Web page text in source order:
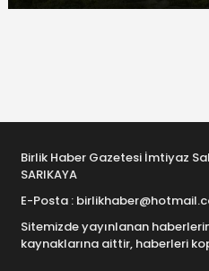
Birlik Haber Gazetesi İmtiyaz
SARIKAYA
E-Posta :
Sitemizde yayınlanan
kaynaklarına aittir, haberleri